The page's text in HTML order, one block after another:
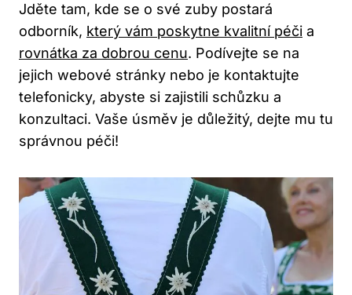
Jděte tam, kde se o své zuby postará
odborník, který vám poskytne kvalitní péči a
rovnátka za dobrou cenu. Podívejte se na
jejich webové stránky nebo je kontaktujte
telefonicky, abyste si zajistili schůzku a
konzultaci. Vaše úsměv je důležitý, dejte mu tu
správnou péči!